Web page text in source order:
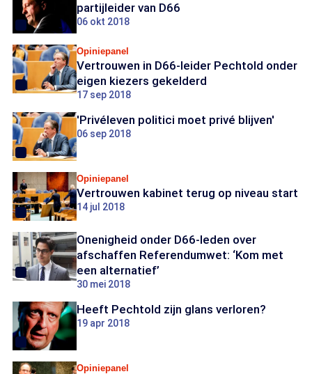
partijleider van D66
06 okt 2018
Opiniepanel
Vertrouwen in D66-leider Pechtold onder
eigen kiezers gekelderd
17 sep 2018
'Privéleven politici moet privé blijven'
06 sep 2018
Opiniepanel
Vertrouwen kabinet terug op niveau start
14 jul 2018
Onenigheid onder D66-leden over
afschaffen Referendumwet: ‘Kom met
een alternatief’
30 mei 2018
Heeft Pechtold zijn glans verloren?
19 apr 2018
Opiniepanel